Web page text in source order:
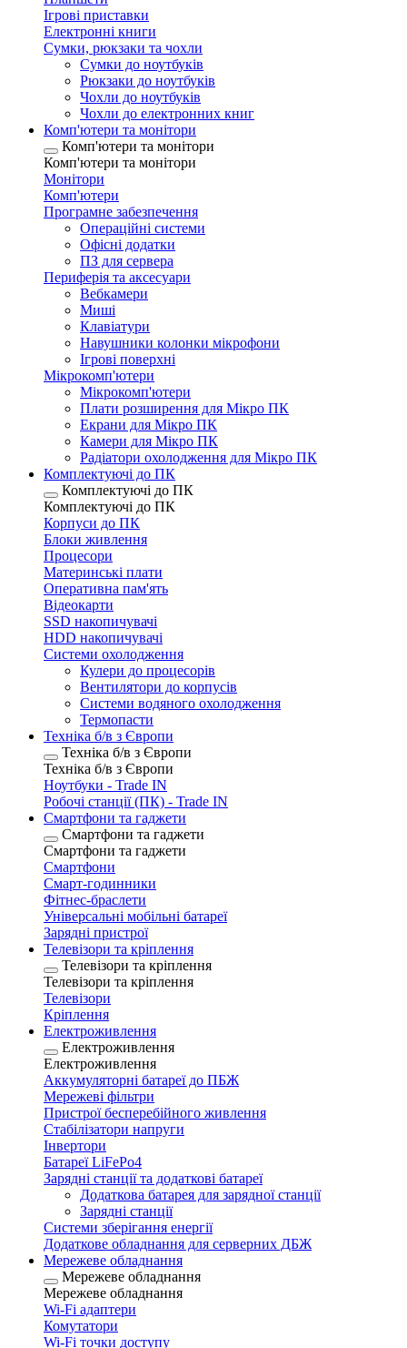
Ігрові приставки
Електронні книги
Сумки, рюкзаки та чохли
Сумки до ноутбуків
Рюкзаки до ноутбуків
Чохли до ноутбуків
Чохли до електронних книг
Комп'ютери та монітори
Комп'ютери та монітори
Комп'ютери та монітори
Монітори
Комп'ютери
Програмне забезпечення
Операційні системи
Офісні додатки
ПЗ для сервера
Периферія та аксесуари
Вебкамери
Миші
Клавіатури
Навушники колонки мікрофони
Ігрові поверхні
Мікрокомп'ютери
Мікрокомп'ютери
Плати розширення для Мікро ПК
Екрани для Мікро ПК
Камери для Мікро ПК
Радіатори охолодження для Мікро ПК
Комплектуючі до ПК
Комплектуючі до ПК
Комплектуючі до ПК
Корпуси до ПК
Блоки живлення
Процесори
Материнські плати
Оперативна пам'ять
Відеокарти
SSD накопичувачі
HDD накопичувачі
Системи охолодження
Кулери до процесорів
Вентилятори до корпусів
Системи водяного охолодження
Термопасти
Техніка б/в з Європи
Техніка б/в з Європи
Техніка б/в з Європи
Ноутбуки - Trade IN
Робочі станції (ПК) - Trade IN
Смартфони та гаджети
Смартфони та гаджети
Смартфони та гаджети
Смартфони
Смарт-годинники
Фітнес-браслети
Універсальні мобільні батареї
Зарядні пристрої
Телевізори та кріплення
Телевізори та кріплення
Телевізори та кріплення
Телевізори
Кріплення
Електроживлення
Електроживлення
Електроживлення
Аккумуляторні батареї до ПБЖ
Мережеві фільтри
Пристрої бесперебійного живлення
Стабілізатори напруги
Інвертори
Батареї LiFePo4
Зарядні станції та додаткові батареї
Додаткова батарея для зарядної станції
Зарядні станції
Системи зберігання енергії
Додаткове обладнання для серверних ДБЖ
Мережеве обладнання
Мережеве обладнання
Мережеве обладнання
Wi-Fi адаптери
Комутатори
Wi-Fi точки доступу